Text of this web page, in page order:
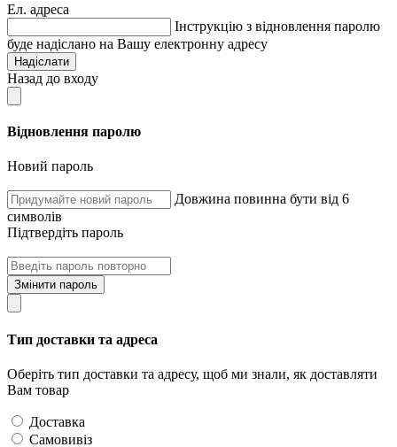
Ел. адреса
Інструкцію з відновлення паролю
буде надіслано на Вашу електронну адресу
Надіслати
Назад до входу
Відновлення паролю
Новий пароль
Довжина повинна бути від 6
символів
Підтвердіть пароль
Змінити пароль
Тип доставки та адреса
Оберіть тип доставки та адресу, щоб ми знали, як доставляти
Вам товар
Доставка
Самовивіз